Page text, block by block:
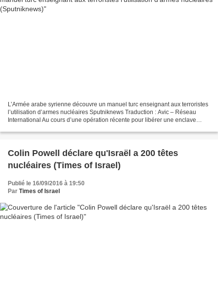
L’Armée arabe syrienne découvre un manuel turc enseignant aux terroristes
l’utilisation d’armes nucléaires Sputniknews Traduction : Avic – Réseau
International Au cours d’une opération récente pour libérer une enclave
Colin Powell déclare qu'Israël a 200 têtes
nucléaires (Times of Israel)
Publié le 16/09/2016 à 19:50
Par Times of Israel